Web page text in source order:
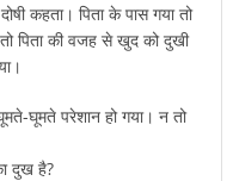
कहता। पिता के पास गया तो
पिता की वजह से खुद को दुखी
घूमते परेशान हो गया। न तो
दुख है?